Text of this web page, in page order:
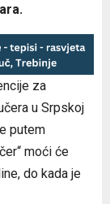
za
u Srpskoj
putem
moći će
do kada je